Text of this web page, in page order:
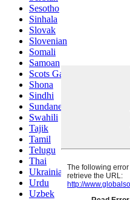
Sesotho
Sinhala
Slovak
Slovenian
Somali
Samoan
Scots Gaelic
Shona
Sindhi
Sundanese
Swahili
Tajik
Tamil
Telugu
Thai
Ukrainian
Urdu
Uzbek